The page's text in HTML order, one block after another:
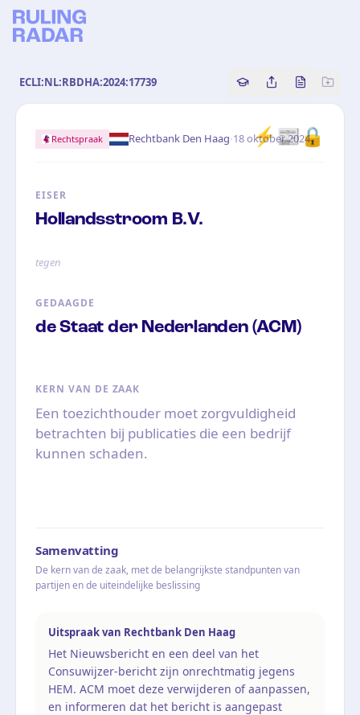
ECLI:NL:RBDHA:2024:17739 Copy source
Share this
Bekijk
⚡📰🔒
Rechtspraak Rechtbank Den Haag·18 oktober 2024
EISER
Hollandsstroom B.V.
tegen
GEDAAGDE
de Staat der Nederlanden (ACM)
KERN VAN DE ZAAK
Een toezichthouder moet zorgvuldigheid
betrachten bij publicaties die een bedrijf
kunnen schaden.
Samenvatting
De kern van de zaak, met de belangrijkste standpunten van
partijen en de uiteindelijke beslissing
Uitspraak van Rechtbank Den Haag
Het Nieuwsbericht en een deel van het
Consuwijzer-bericht zijn onrechtmatig jegens
HEM. ACM moet deze verwijderen of aanpassen,
en informeren dat het bericht is aangepast